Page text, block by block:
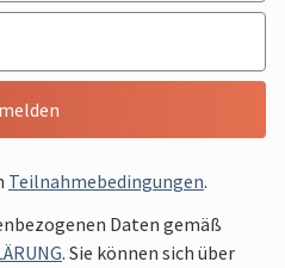
Teilnahmebedingungen.
Daten gemäß
. Sie können sich über